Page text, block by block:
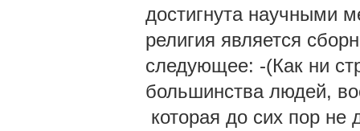
достигнута научными
религия является
следующее: -(Как ни
большинства людей,
которая до сих пор не